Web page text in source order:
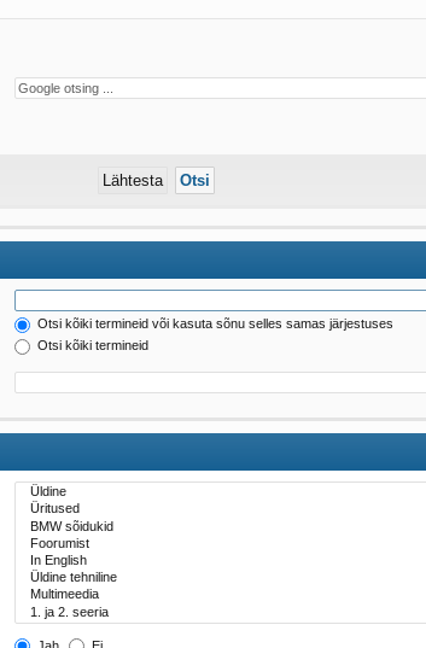
Otsi kõiki termineid või kasuta sõnu selles samas järjestuses
Otsi kõiki termineid